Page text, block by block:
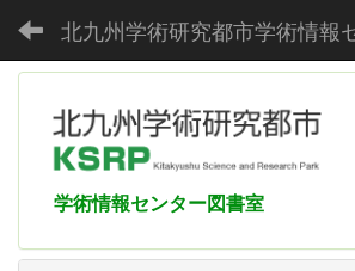
学術情報センター図書室